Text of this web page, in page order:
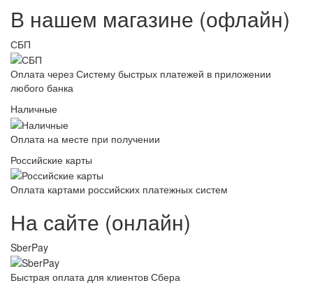
В нашем магазине (офлайн)
СБП
Оплата через Систему быстрых платежей в приложении
любого банка
Наличные
Оплата на месте при получении
Российские карты
Оплата картами российских платежных систем
На сайте (онлайн)
SberPay
Быстрая оплата для клиентов Сбера